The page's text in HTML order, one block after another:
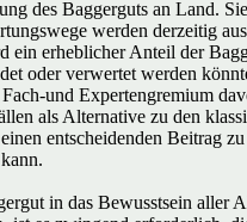
des Baggerguts an Land.
werden derzeitig
ein erheblicher Anteil der
oder verwertet werden
und Expertengremium
als Alternative zu den
entscheidenden Beitrag
in das Bewusstsein aller